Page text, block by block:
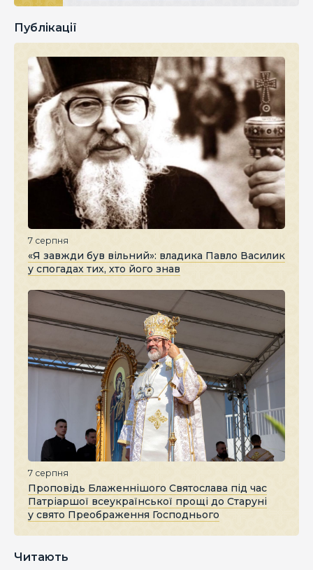
Публікації
7 серпня
«Я завжди був вільний»: владика Павло Василик
у спогадах тих, хто його знав
7 серпня
Проповідь Блаженнішого Святослава під час
Патріаршої всеукраїнської прощі до Старуні
у свято Преображення Господнього
Читають